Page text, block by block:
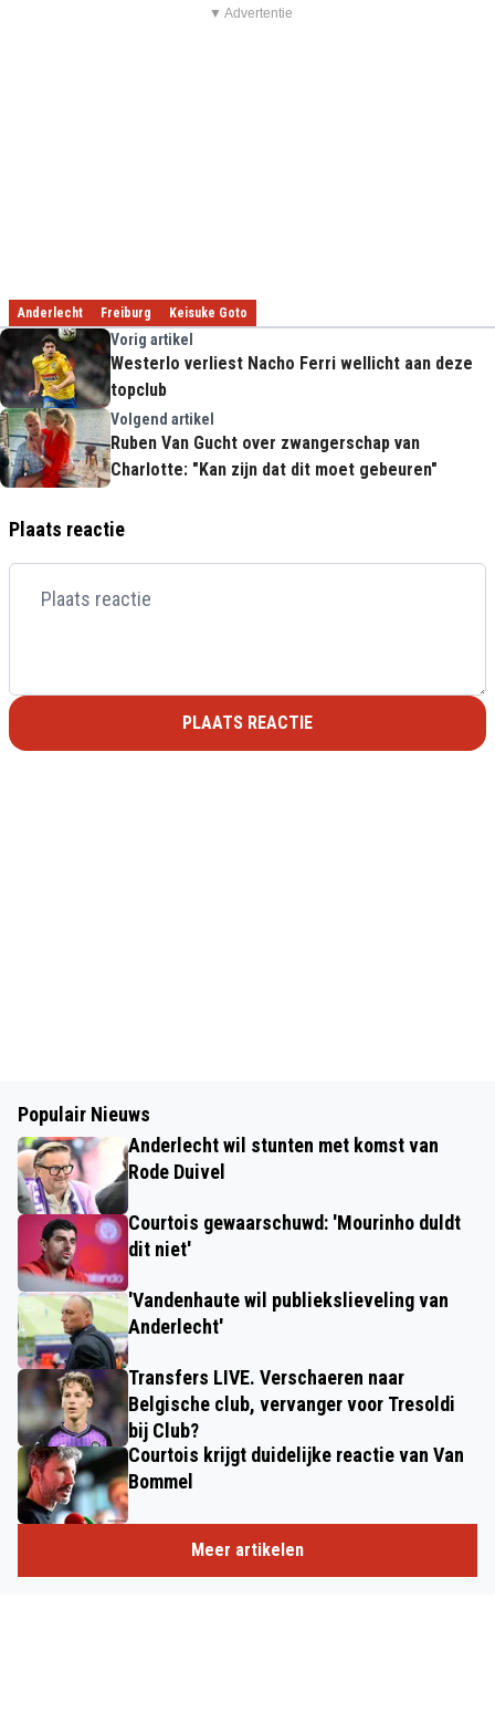
▼ Advertentie
Anderlecht Freiburg Keisuke Goto
Vorig artikel
Westerlo verliest Nacho Ferri wellicht aan deze
topclub
Volgend artikel
Ruben Van Gucht over zwangerschap van
Charlotte: "Kan zijn dat dit moet gebeuren"
Plaats reactie
PLAATS REACTIE
Populair Nieuws
Anderlecht wil stunten met komst van
Rode Duivel
Courtois gewaarschuwd: 'Mourinho duldt
dit niet'
'Vandenhaute wil publiekslieveling van
Anderlecht'
Transfers LIVE. Verschaeren naar
Belgische club, vervanger voor Tresoldi
bij Club?
Courtois krijgt duidelijke reactie van Van
Bommel
Meer artikelen